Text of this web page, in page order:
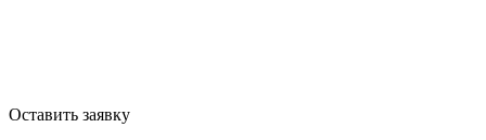
Оставить заявку